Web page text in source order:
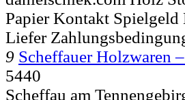
Papier Kontakt
Liefer
9 Scheffauer Holzwaren
5440
Scheffau am